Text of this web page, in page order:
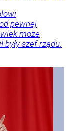
pewnej
może
szef rządu.